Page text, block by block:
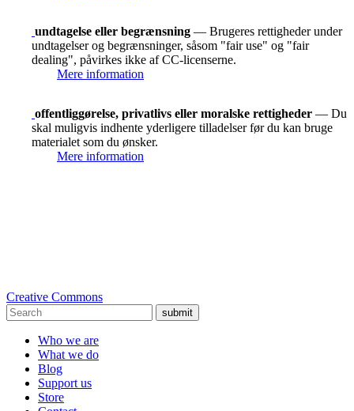
undtagelse eller begrænsning — Brugeres rettigheder under
undtagelser og begrænsninger, såsom "fair use" og "fair
dealing", påvirkes ikke af CC-licenserne.
Mere information
offentliggørelse, privatlivs eller moralske rettigheder — Du
skal muligvis indhente yderligere tilladelser før du kan bruge
materialet som du ønsker.
Mere information
Creative Commons
submit
Who we are
What we do
Blog
Support us
Store